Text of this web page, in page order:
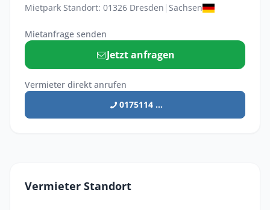
Mietpark Standort: 01326 Dresden | Sachsen
Mietanfrage senden
Jetzt anfragen
Vermieter direkt anrufen
0175114 ...
Vermieter Standort